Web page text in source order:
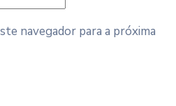
navegador para a próxima